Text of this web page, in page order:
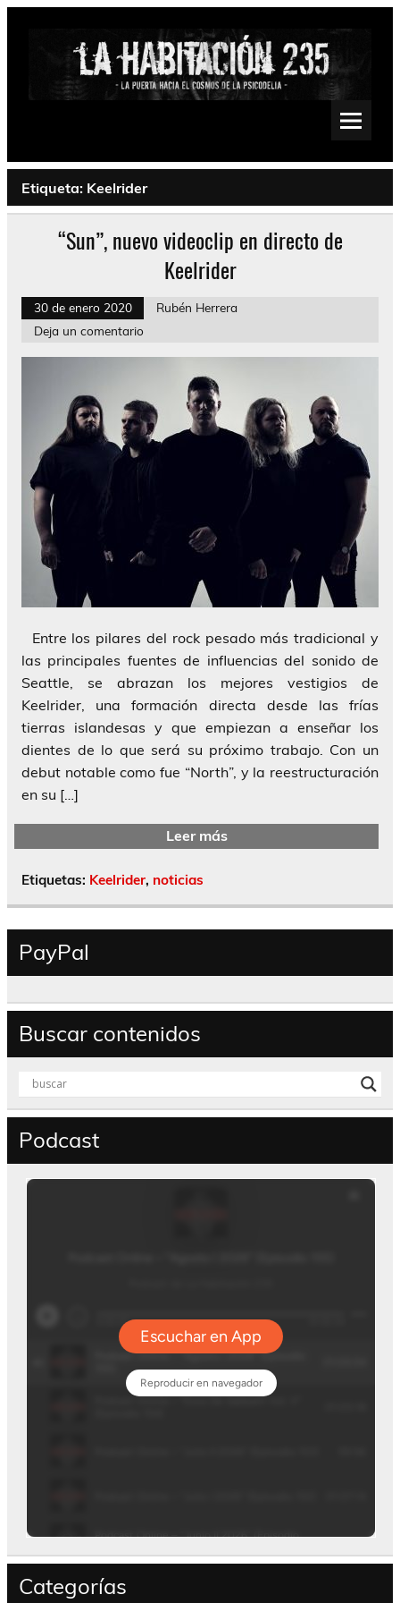
Saltar
Psychedelic, Stoner, Doom, Sludge, Fuzz, Space, Drone
Etiqueta: Keelrider
“Sun”, nuevo videoclip en directo de
Keelrider
30 de enero 2020
Rubén Herrera
Deja un comentario
Entre los pilares del rock pesado más tradicional y
las principales fuentes de influencias del sonido de
Seattle, se abrazan los mejores vestigios de
Keelrider, una formación directa desde las frías
tierras islandesas y que empiezan a enseñar los
dientes de lo que será su próximo trabajo. Con un
debut notable como fue “North”, y la reestructuración
en su […]
Leer más
Etiquetas: Keelrider, noticias
PayPal
Buscar contenidos
Podcast
Categorías